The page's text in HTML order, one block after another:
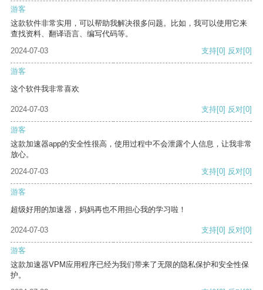
游客
这款软件非常实用，可以帮助我解决很多问题。比如，我可以使用它来
查找资料、翻译语言、编写代码等。
2024-07-03
支持[0] 反对[0]
游客
这个软件我非常喜欢
2024-07-03 支持[0] 反对[0]
游客
这款加速器app的安全性很高，使用过程中不会泄露个人信息，让我非常
放心。
2024-07-03
支持[0] 反对[0]
游客
超级好用的加速器，妈妈再也不用担心我的学习啦！
2024-07-03 支持[0] 反对[0]
游客
这款加速器VPM应用程序已经为我们带来了无限的隐私保护和安全性保
护。